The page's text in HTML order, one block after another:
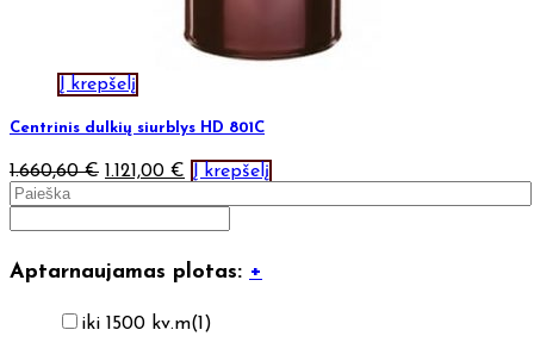
Į krepšelį
Centrinis dulkių siurblys HD 801C
1.660,60€ 1.121,00 € Į krepšelį
Aptarnaujamas plotas: +
iki 1500 kv.m(1)